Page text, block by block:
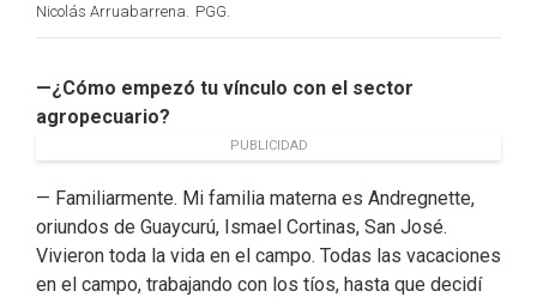
Nicolás Arruabarrena. PGG.
—¿Cómo empezó tu vínculo con el sector
agropecuario?
PUBLICIDAD
— Familiarmente. Mi familia materna es Andregnette,
oriundos de Guaycurú, Ismael Cortinas, San José.
Vivieron toda la vida en el campo. Todas las vacaciones
en el campo, trabajando con los tíos, hasta que decidí